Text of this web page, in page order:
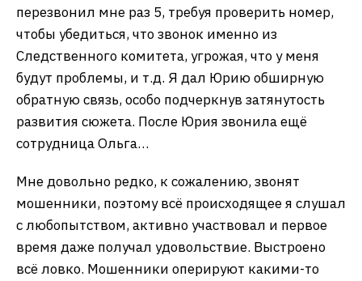
перезвонил мне раз 5, требуя проверить номер,
чтобы убедиться, что звонок именно из
Следственного комитета, угрожая, что у меня
будут проблемы, и т.д. Я дал Юрию обширную
обратную связь, особо подчеркнув затянутость
развития сюжета. После Юрия звонила ещё
сотрудница Ольга…
Мне довольно редко, к сожалению, звонят
мошенники, поэтому всё происходящее я слушал
с любопытством, активно участвовал и первое
время даже получал удовольствие. Выстроено
всё ловко. Мошенники оперируют какими-то